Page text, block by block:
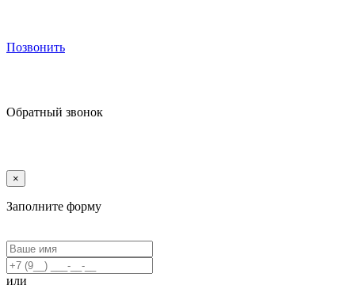
Позвонить
Обратный звонок
×
Заполните форму
или